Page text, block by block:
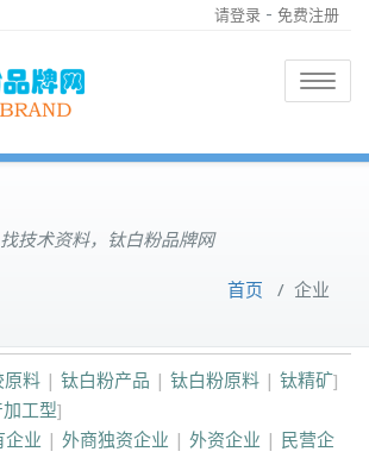
请登录 - 免费注册
Toggle
技术资料，钛白粉品牌网
首页 / 企业
原料 | 钛白粉产品 | 钛白粉原料 | 钛精矿]
工型]
企业 | 外商独资企业 | 外资企业 |
民营企